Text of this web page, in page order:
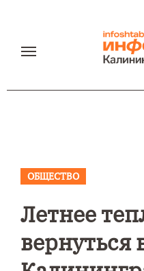
содержанию
ОБЩЕСТВО
Летнее
вернуться